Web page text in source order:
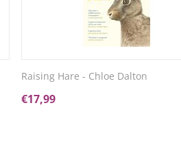
Raising Hare - Chloe Dalton
€17,99